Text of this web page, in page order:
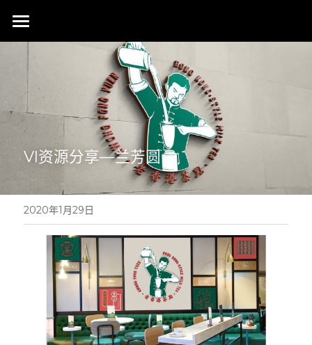
首页
同行赞誉
荣膺奖项
关于我们
联系我们
VI资源分享—兰芳圆
2020年1月29日